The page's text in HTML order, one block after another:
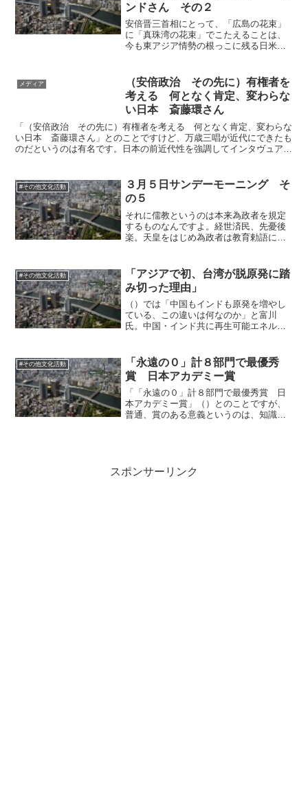
ンドさん その２
安倍晋三首相にとって、「広島の花束」
に「真珠湾の花束」でこたえることは、
今も東アジア情勢の根っこに残る日米間
かつての対戦国とも一緒に鎮魂できる国
なんだと。はぜひやるべき...
メディア
（安倍政治 その先に）有権者を
考える 何となく肯定、変わらな
い日本 斎藤環さん
「（安倍政治 その先に）有権者を考える 何となく肯定、変わらな
い日本 斎藤環さん」とのことですけど、万歳三唱が近代にできたも
のだというのは有名です。日本の前近代性を強調してインタヴュアー
#その他文化活動
３月５日サンデーモーニング そ
の５
それに儒教というのは本来為政者を規定
するものなんですよ。経世済民、先憂後
楽。天皇をはじめ為政者は教育勅語によ
ではないか。司馬遼太郎さんが盛んに言
っていたのをはじめ、儒教...
#その他文化活動
「アジアで初、台湾が脱原発に踏
み切った理由」
（）では「中国もインドも原発を増やし
ている、この違いは何なのか」と富川
氏。中国・インド共に再生可能エネルギ
中国は新疆ウイグル自治区で核実験を行
うような国です。核のゴミに...
#その他文化活動
「永遠の０」計８部門で最優秀
賞 日本アカデミー賞
「「永遠の０」計８部門で最優秀賞 日
本アカデミー賞」（）とのことですが、
普通、賞のある意義というのは、知識を
スポンサーリンク